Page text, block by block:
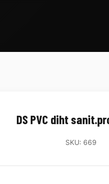
DS PVC diht
SKU: 669